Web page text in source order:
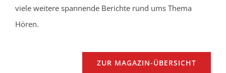
viele weitere spannende Berichte rund ums Thema
Hören.
ZUR MAGAZIN-ÜBERSICHT